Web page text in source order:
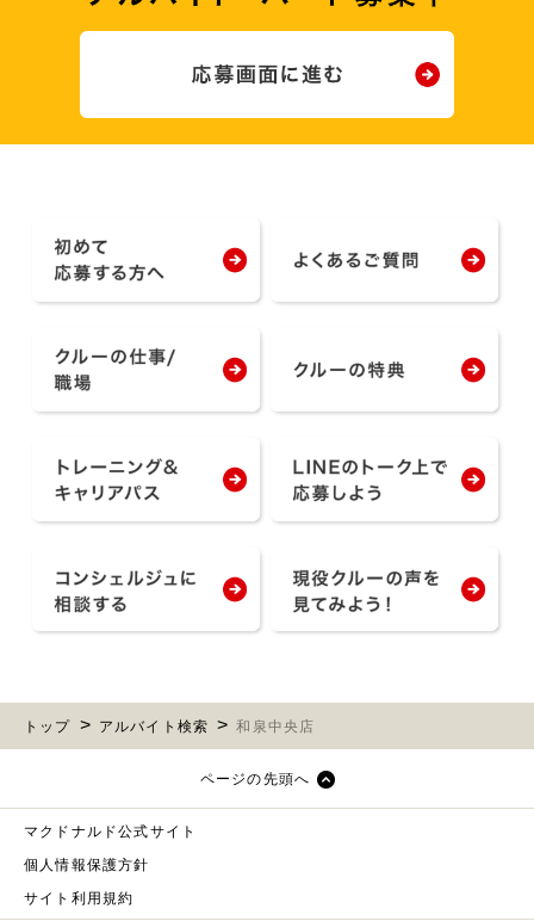
トップ アルバイト検索 和泉中央店
ページの先頭へ
マクドナルド公式サイト
個人情報保護方針
サイト利用規約